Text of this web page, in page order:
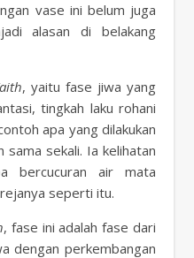
vase ini belum juga
alasan di belakang
, yaitu fase jiwa yang
tingkah laku rohani
apa yang dilakukan
sekali. Ia kelihatan
bercucuran air mata
seperti itu.
, fase ini adalah fase dari
dengan perkembangan